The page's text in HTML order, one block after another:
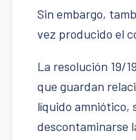
Sin embargo,
vez producido el
La resolución 19/
que guardan
líquido amniótico,
descontaminarse